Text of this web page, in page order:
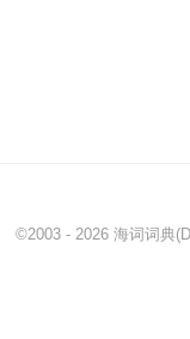
©2003 - 2026 海词词典